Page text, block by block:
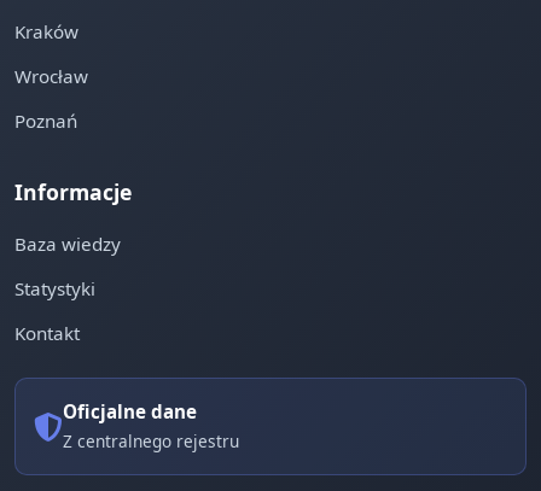
Kraków
Wrocław
Poznań
Informacje
Baza wiedzy
Statystyki
Kontakt
Oficjalne dane
Z centralnego rejestru